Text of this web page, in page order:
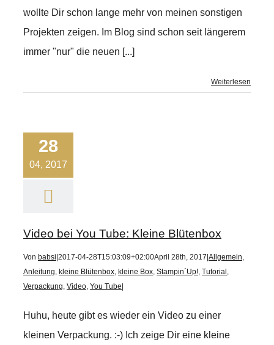
wollte Dir schon lange mehr von meinen sonstigen
Projekten zeigen. Im Blog sind schon seit längerem
immer "nur" die neuen [...]
Weiterlesen
28
04, 2017
Video bei You Tube: Kleine Blütenbox
Von babsi 2017-04-28T15:03:09+02:00April 28th, 2017 Allgemein,
Anleitung, kleine Blütenbox, kleine Box, Stampin´Up!, Tutorial ,
Verpackung, Video, You Tube
Huhu, heute gibt es wieder ein Video zu einer
kleinen Verpackung. :-) Ich zeige Dir eine kleine